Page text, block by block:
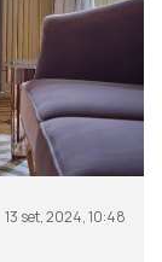
13 set, 2024, 10:48